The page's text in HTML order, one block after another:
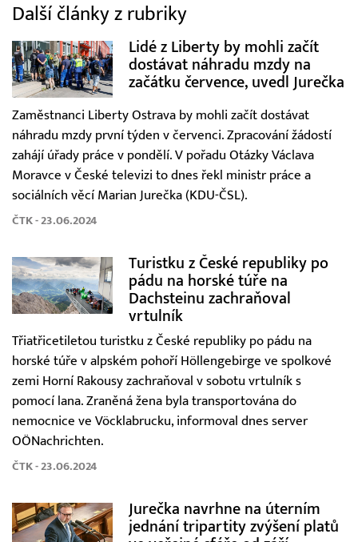
Další články z rubriky
Lidé z Liberty by mohli začít
dostávat náhradu mzdy na
začátku července, uvedl Jurečka
Zaměstnanci Liberty Ostrava by mohli začít dostávat
náhradu mzdy první týden v červenci. Zpracování žádostí
zahájí úřady práce v pondělí. V pořadu Otázky Václava
Moravce v České televizi to dnes řekl ministr práce a
sociálních věcí Marian Jurečka (KDU-ČSL).
ČTK - 23.06.2024
Turistku z České republiky po
pádu na horské túře na
Dachsteinu zachraňoval
vrtulník
Třiatřicetiletou turistku z České republiky po pádu na
horské túře v alpském pohoří Höllengebirge ve spolkové
zemi Horní Rakousy zachraňoval v sobotu vrtulník s
pomocí lana. Zraněná žena byla transportována do
nemocnice ve Vöcklabrucku, informoval dnes server
OÖNachrichten.
ČTK - 23.06.2024
Jurečka navrhne na úterním
jednání tripartity zvýšení platů